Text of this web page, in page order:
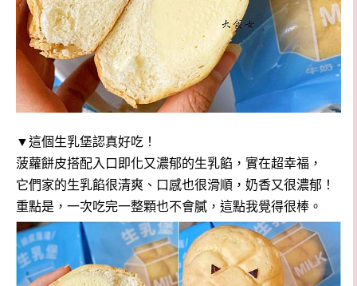
▼這個生乳堡認真好吃！
菠蘿餅皮搭配入口即化又濃郁的生乳餡，實在超幸福，
它們家的生乳餡很清爽、口感也很滑順，奶香又很濃郁！
重點是，一次吃完一整顆也不會膩，這點我覺得很棒。